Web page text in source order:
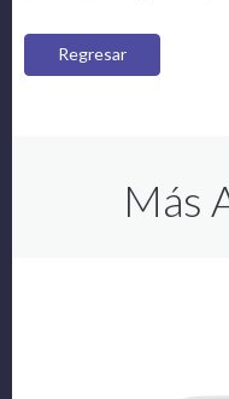
Regresar
Más